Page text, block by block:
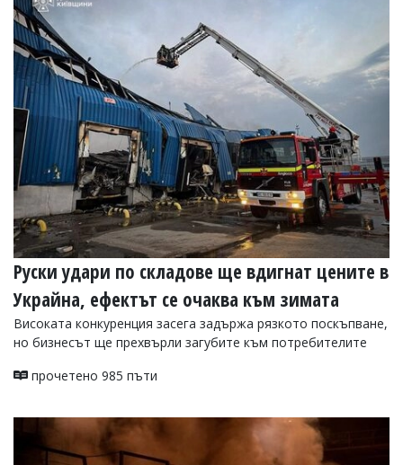
Руски удари по складове ще вдигнат цените в
Украйна, ефектът се очаква към зимата
Високата конкуренция засега задържа рязкото поскъпване,
но бизнесът ще прехвърли загубите към потребителите
прочетено 985 пъти